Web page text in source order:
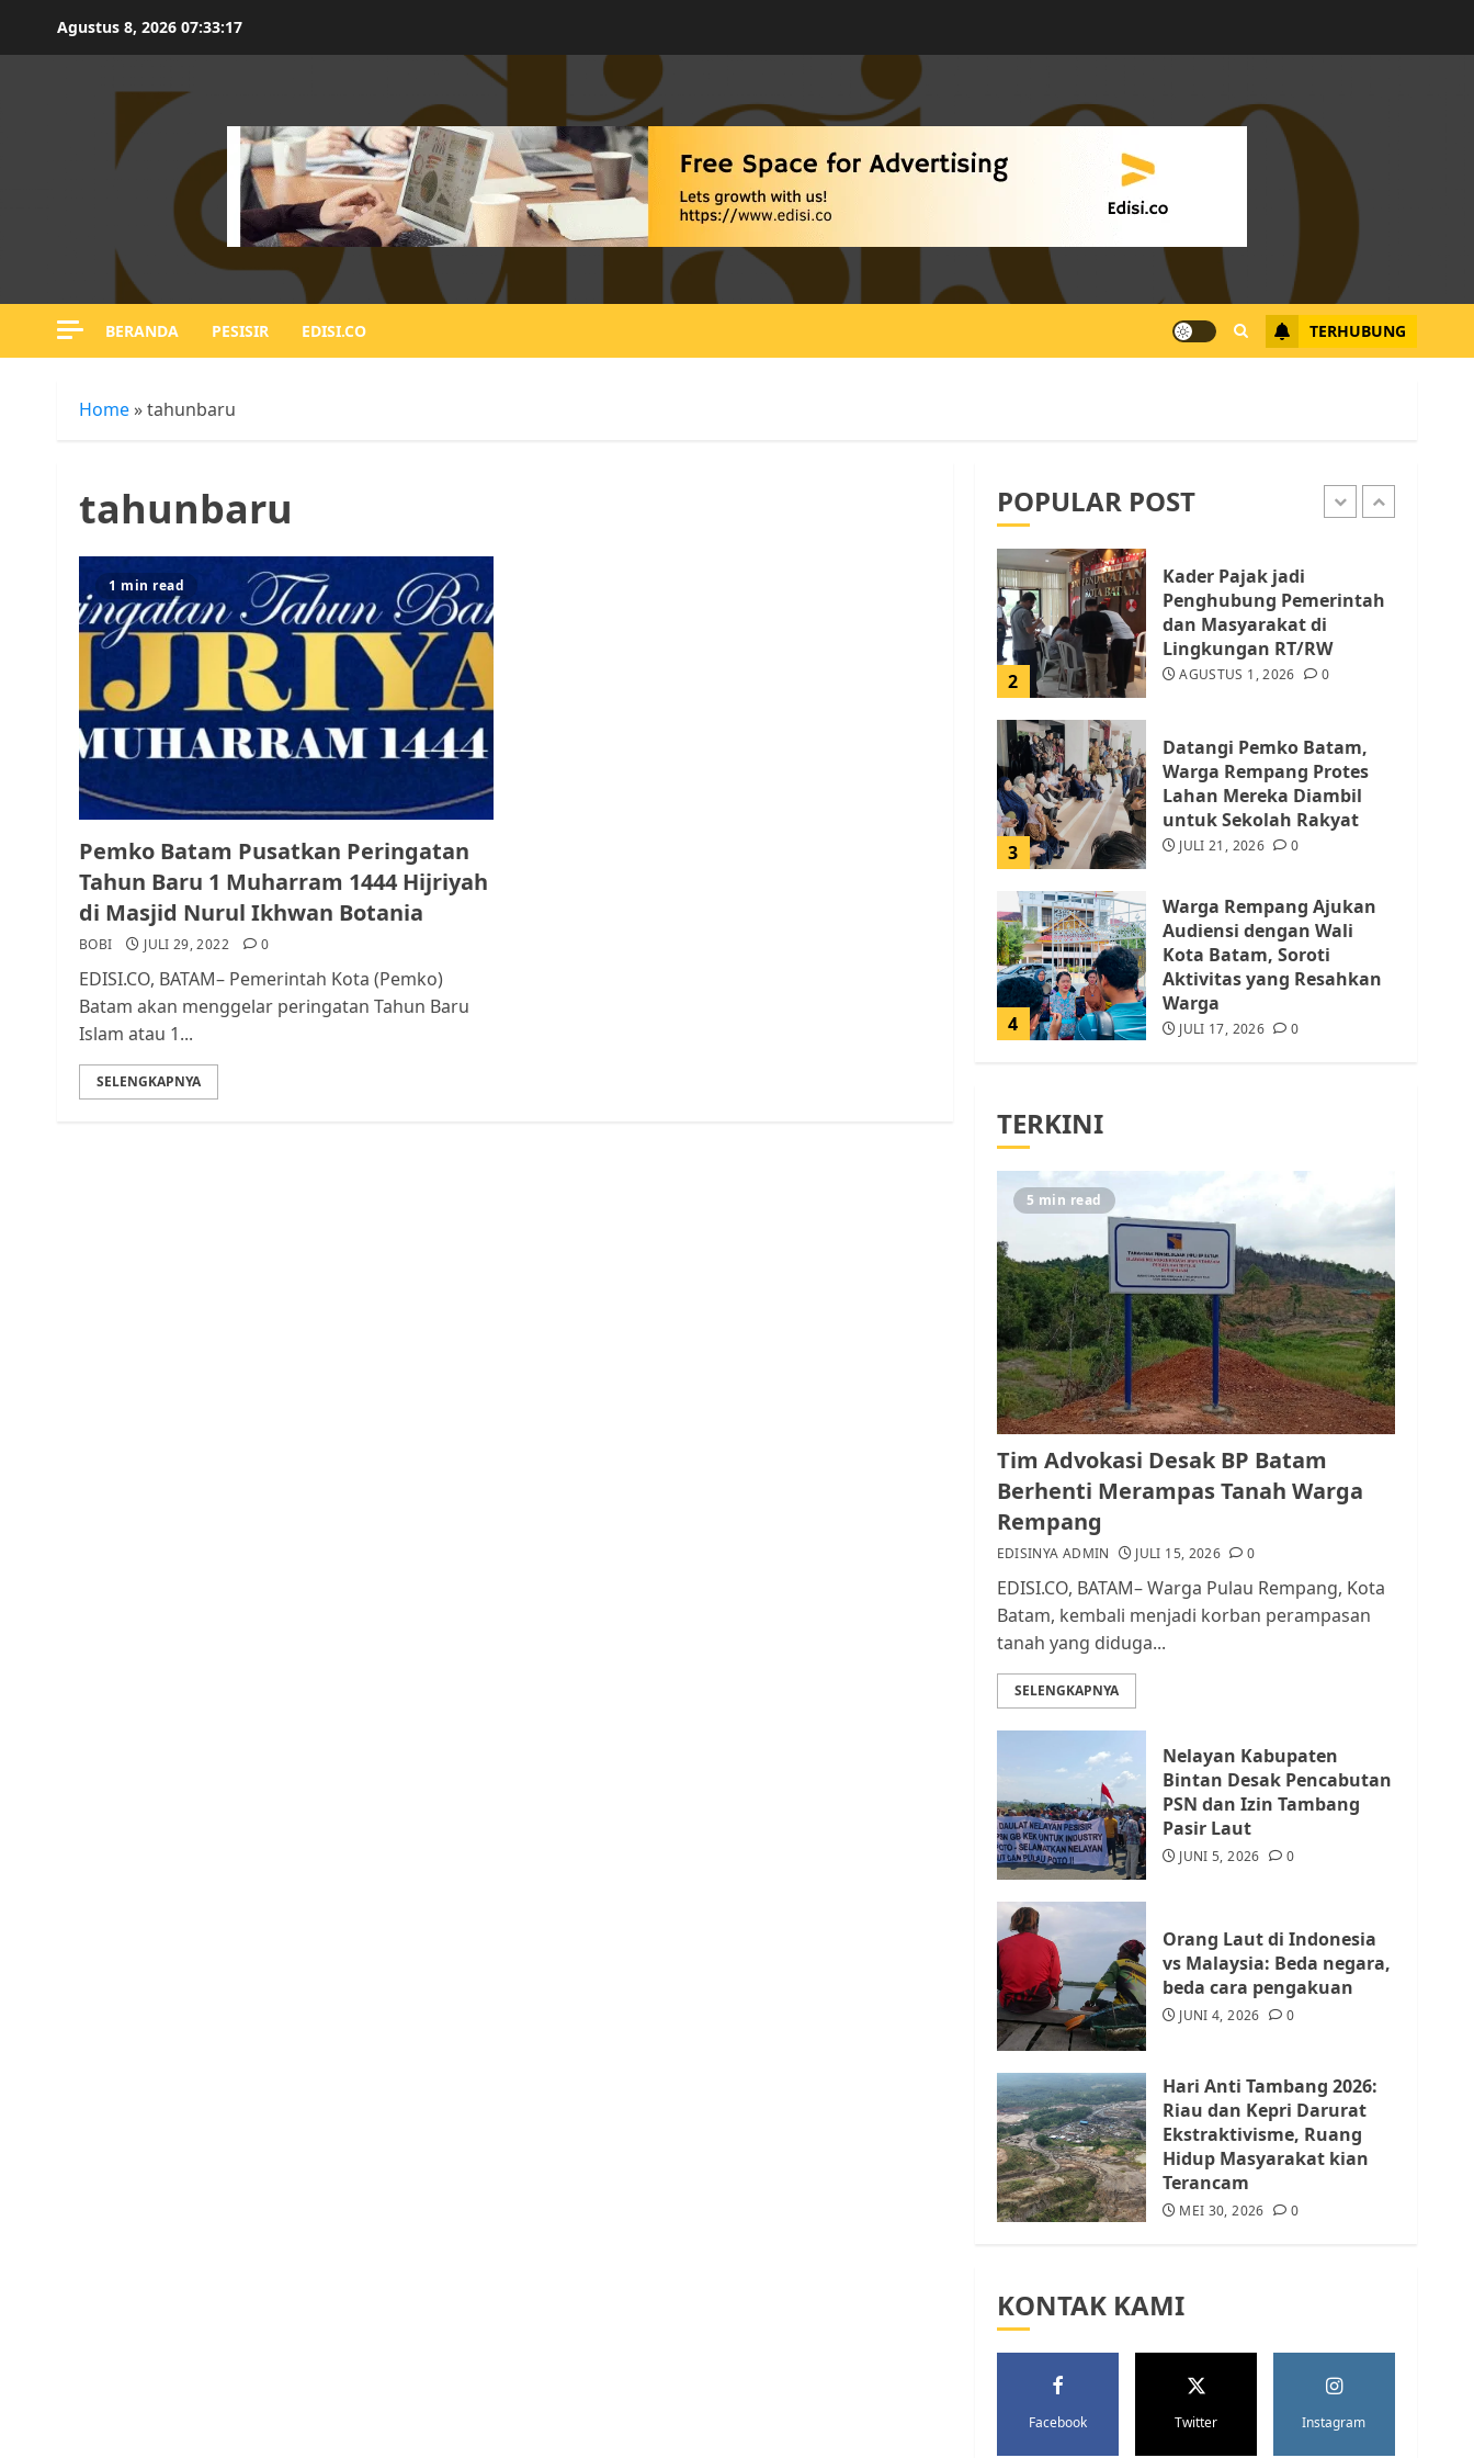
Agustus 8, 2026 07:33:18
BERANDA PESISIR EDISI.CO TERHUBUNG
Home »tahunbaru
tahunbaru
1 min read
Pemko Batam Pusatkan Peringatan
Tahun Baru 1 Muharram 1444 Hijriyah
di Masjid Nurul Ikhwan Botania
BOBI JULI 29, 2022 0
EDISI.CO, BATAM– Pemerintah Kota (Pemko)
Batam akan menggelar peringatan Tahun Baru
Islam atau 1...
SELENGKAPNYA
POPULAR POST
Warga Rempang Ajukan
Kota Batam, Soroti
Aktivitas yang Resahkan
0
Batam Berhenti
Merampas Tanah Warga
Rempang
JULI 15, 2026
1 AGUSTUS 1, 2026
2
Kader Pajak jadi
Penghubung Pemerintah
dan Masyarakat di
Lingkungan RT/RW
AGUSTUS 1, 2026 0
3
Datangi Pemko Batam,
Warga Rempang Protes
Lahan Mereka Diambil
untuk Sekolah Rakyat
JULI 21, 2026 0
4
Warga Rempang Ajukan
Audiensi dengan Wali
Kota Batam, Soroti
Aktivitas yang Resahkan
Warga
JULI 17, 2026 0
5 JULI 15, 2026
1
Pemko Batam Tegaskan
RT dan RW bukan Petugas
Pendataan dan
Pemungutan Pajak
AGUSTUS 1, 2026 0
2
Kader Pajak jadi
Penghubung Pemerintah
dan Masyarakat di
Lingkungan RT/RW
3
Datangi Pemko Batam,
Warga Rempang Protes
Lahan Mereka Diambil
4
Warga Rempang Ajukan
Audiensi dengan Wali
Kota Batam, Soroti
Aktivitas yang Resahkan
Warga
5
Tim Advokasi Desak BP
Batam Berhenti
Merampas Tanah Warga
Rempang
TERKINI
5 min read
Tim Advokasi Desak BP Batam
Berhenti Merampas Tanah Warga
Rempang
EDISINYA ADMIN JULI 15, 2026 0
EDISI.CO, BATAM– Warga Pulau Rempang, Kota
Batam, kembali menjadi korban perampasan
tanah yang diduga...
SELENGKAPNYA
Nelayan Kabupaten
Bintan Desak Pencabutan
PSN dan Izin Tambang
Pasir Laut
JUNI 5, 2026 0
Orang Laut di Indonesia
vs Malaysia: Beda negara,
beda cara pengakuan
JUNI 4, 2026 0
Hari Anti Tambang 2026:
Riau dan Kepri Darurat
Ekstraktivisme, Ruang
Hidup Masyarakat kian
Terancam
MEI 30, 2026 0
KONTAK KAMI
Facebook Twitter Instagram